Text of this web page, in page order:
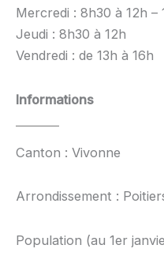
Mercredi : 8h30 à 12h –
Jeudi : 8h30 à 12h
Vendredi : de 13h à 16h
Informations
Canton : Vivonne
Arrondissement :
Population (au 1er